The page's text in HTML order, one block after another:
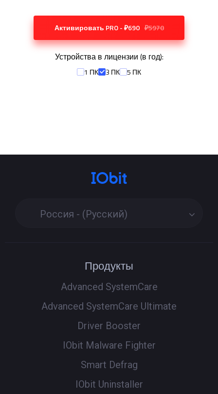
Активировать PRO - ₽690 ₽5970
Устройства в лицензии (в год):
1 ПК 3 ПК 5 ПК
Россия - (Русский)
Продукты
Advanced SystemCare
Advanced SystemCare Ultimate
Driver Booster
IObit Malware Fighter
Smart Defrag
IObit Uninstaller